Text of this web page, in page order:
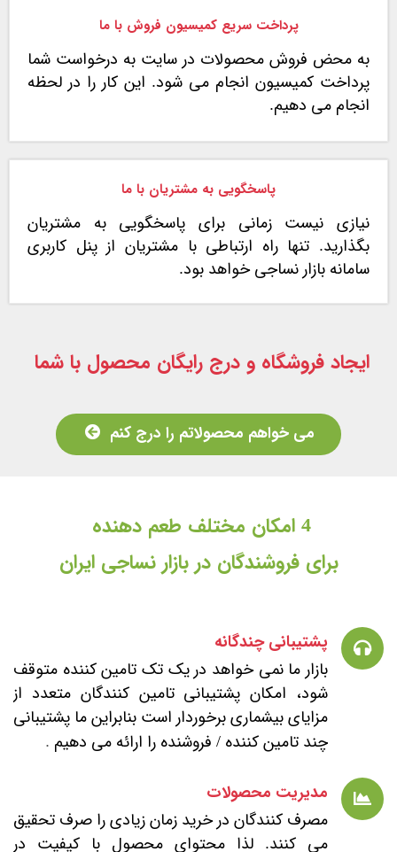
پرداخت سریع کمیسیون فروش با ما
به محض فروش محصولات در سایت به درخواست شما
پرداخت کمیسیون انجام می شود. این کار را در لحظه
انجام می دهیم.
پاسخگویی به مشتریان با ما
نیازی نیست زمانی برای پاسخگویی به مشتریان
بگذارید. تنها راه ارتباطی با مشتریان از پنل کاربری
سامانه بازار نساجی خواهد بود.
ایجاد فروشگاه و درج رایگان محصول با شما
می خواهم محصولاتم را درج کنم
4 امکان
مختلف طعم دهنده
برای فروشندگان در بازار نساجی ایران
پشتیبانی چندگانه
بازار ما نمی خواهد در یک تک تامین کننده متوقف
شود، امکان پشتیبانی تامین کنندگان متعدد از
مزایای بیشماری برخوردار است بنابراین ما پشتیبانی
چند تامین کننده / فروشنده را ارائه می دهیم .
مدیریت محصولات
مصرف کنندگان در خرید زمان زیادی را صرف تحقیق
می کنند. لذا محتوای محصول با کیفیت در